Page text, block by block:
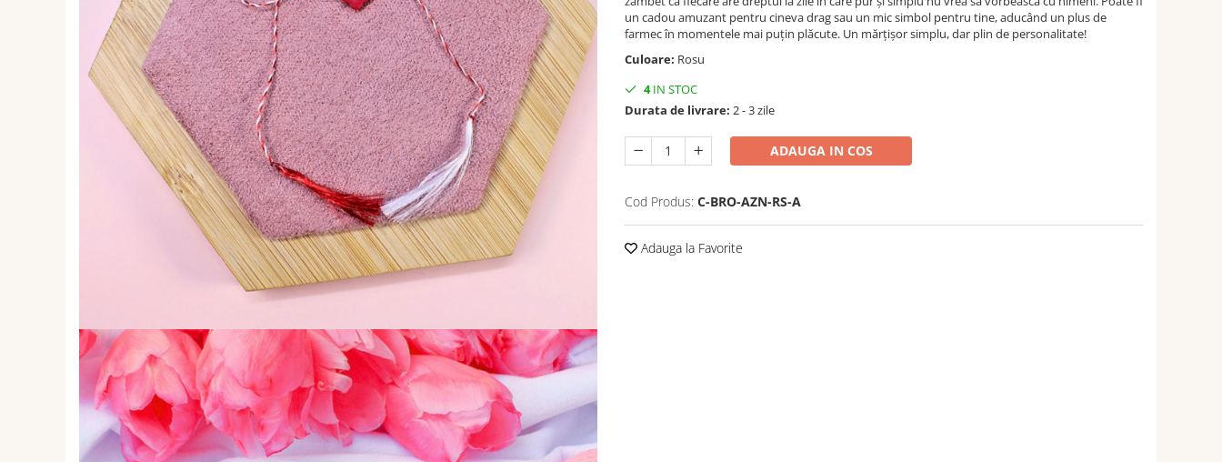
un cadou amuzant pentru cineva drag sau un mic simbol pentru tine, aducând un plus de
farmec în momentele mai puțin plăcute. Un mărțișor simplu, dar plin de personalitate!
Culoare: Rosu
4IN STOC
Durata de livrare: 2 - 3 zile
ADAUGA IN COS
Cod Produs: C-BRO-AZN-RS-A
Adauga la Favorite